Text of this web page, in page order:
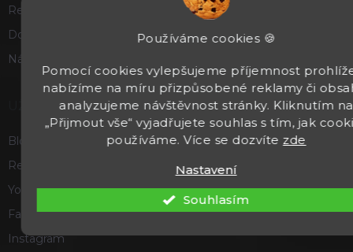
Používáme cookies 🍪
Pomocí cookies vylepšujeme příjemnost
nabízíme na míru přizpůsobené reklamy či
analyzujeme návštěvnost stránky. Kliknutím na
„Přijmout vše“ vyjadřujete souhlas s tím, jak
používáme. Více se dozvíte zde
Nastavení
Souhlasím
Reklamace a vrácení zboží
Doprava a platba
Náš příběh
UŽITEČNÉ
Blog
Recenze a hodnocení
Youtube
Facebook
Instagram